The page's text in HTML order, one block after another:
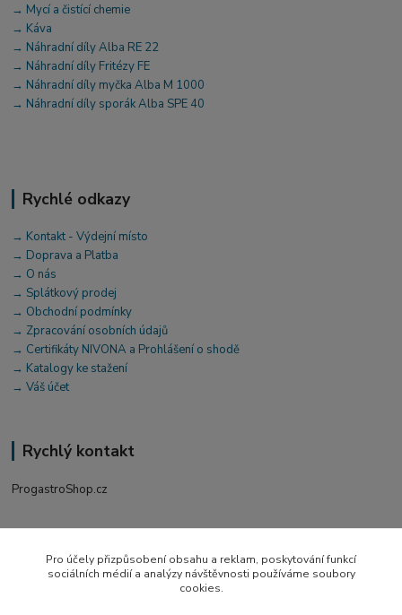
→ Mycí a čistící chemie
→ Káva
→ Náhradní díly Alba RE 22
→ Náhradní díly Fritézy FE
→ Náhradní díly myčka Alba M 1000
→ Náhradní díly sporák Alba SPE 40
Rychlé odkazy
→ Kontakt - Výdejní místo
→ Doprava a Platba
→ O nás
→ Splátkový prodej
→ Obchodní podmínky
→ Zpracování osobních údajů
→ Certifikáty NIVONA a Prohlášení o shodě
→ Katalogy ke stažení
→ Váš účet
Rychlý kontakt
ProgastroShop.cz
+420 519 411 299
Po-Pá 7-16 hod
Pro účely přizpůsobení obsahu a reklam, poskytování funkcí
sociálních médií a analýzy návštěvnosti používáme soubory
cookies.